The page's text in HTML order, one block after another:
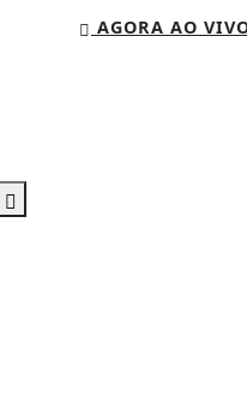
AGORA AO